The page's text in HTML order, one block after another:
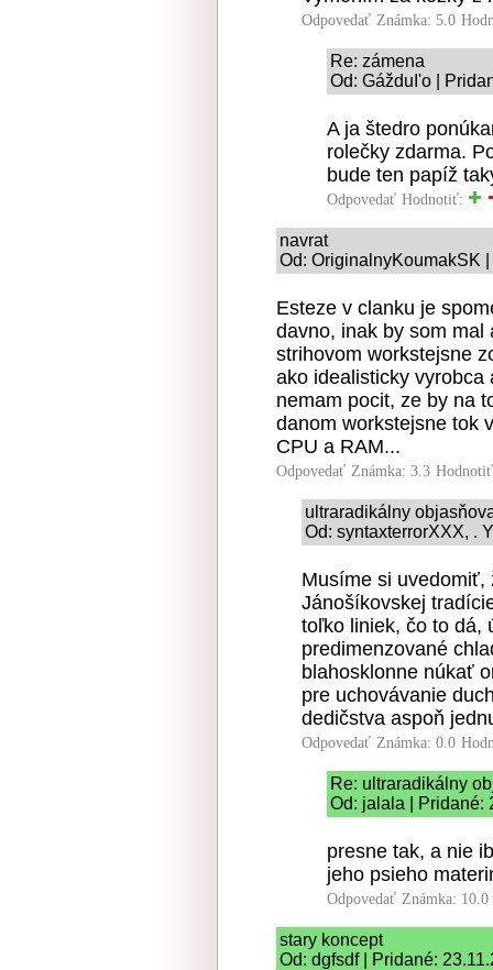
Odpovedať Známka: 5.0
Re: zámena
Od: GážduI'o |
A ja štedro
rolečky zdarma.
bude ten papíž
Odpovedať Hodnotiť:
navrat
Od: OriginalnyKoumakSK
Esteze v clanku je
davno, inak by som mal
strihovom workstejsne
ako idealisticky vyrobca
nemam pocit, ze by na
danom workstejsne tok
CPU a RAM...
Odpovedať Známka: 3.3
ultraradikálny
Od: syntaxterrorXXX, .
Musíme si uvedomiť,
Jánošíkovskej
toľko liniek, čo to dá,
predimenzované
blahosklonne núkať
pre uchovávanie
dedičstva aspoň
Odpovedať Známka: 0.0
Re: ultraradikálny
Od: jalala | Pridané:
presne tak, a nie
jeho psieho
Odpovedať Známka: 10.0
stary koncept
Od: dgfsdf | Pridané: